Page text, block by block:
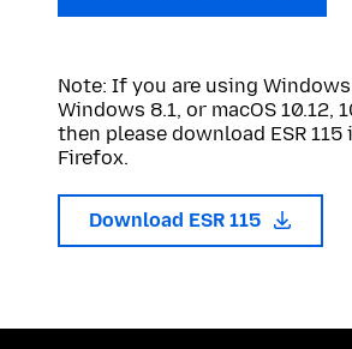
Note: If you are using
Windows 8.1, or macOS 10.12,
then please download ESR
Firefox.
Download ESR 115